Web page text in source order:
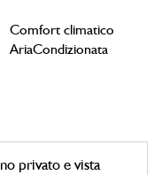
Comfort climatico
AriaCondizionata
privato e vista